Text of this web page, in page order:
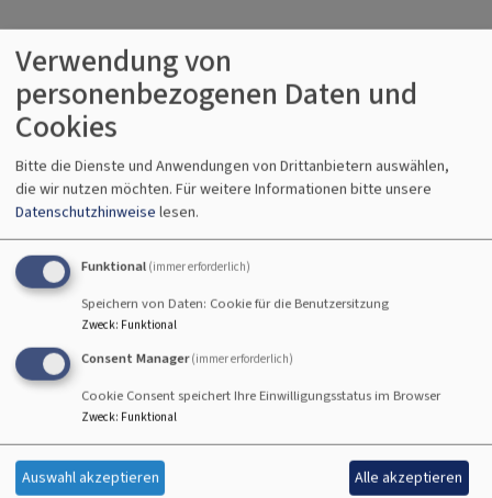
PFARRAMT
PFARRPERSON
Verwendung von
personenbezogenen Daten und
Cookies
Bitte die Dienste und Anwendungen von Drittanbietern auswählen,
die wir nutzen möchten. Für weitere Informationen bitte unsere
Datenschutzhinweise lesen.
Funktional (immer erforderlich)
Speichern von Daten: Cookie für die Benutzersitzung
Zweck: Funktional
Consent Manager (immer erforderlich)
Cookie Consent speichert Ihre Einwilligungsstatus im Browser
Zweck: Funktional
Auswahl akzeptieren Alle akzeptieren